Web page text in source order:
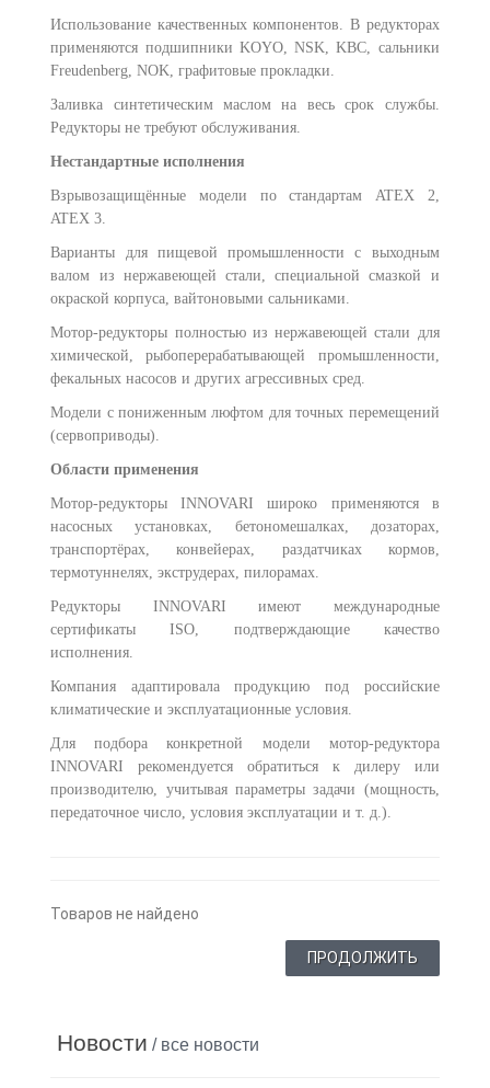
0
Использование качественных компонентов. В редукторах
применяются подшипники KOYO, NSK, KBC, сальники
Freudenberg, NOK, графитовые прокладки.
Заливка синтетическим маслом на весь срок службы.
Редукторы не требуют обслуживания.
Нестандартные исполнения
Взрывозащищённые модели по стандартам ATEX 2,
ATEX 3.
Варианты для пищевой промышленности с выходным
валом из нержавеющей стали, специальной смазкой и
окраской корпуса, вайтоновыми сальниками.
Мотор-редукторы полностью из нержавеющей стали для
химической, рыбоперерабатывающей промышленности,
фекальных насосов и других агрессивных сред.
Модели с пониженным люфтом для точных перемещений
(сервоприводы).
Области применения
Мотор-редукторы INNOVARI широко применяются в
насосных установках, бетономешалках, дозаторах,
транспортёрах, конвейерах, раздатчиках кормов,
термотуннелях, экструдерах, пилорамах.
Редукторы INNOVARI имеют международные
сертификаты ISO, подтверждающие качество
исполнения.
Компания адаптировала продукцию под российские
климатические и эксплуатационные условия.
Для подбора конкретной модели мотор-редуктора
INNOVARI рекомендуется обратиться к дилеру или
производителю, учитывая параметры задачи (мощность,
передаточное число, условия эксплуатации и т. д.).
Товаров не найдено
ПРОДОЛЖИТЬ
Новости / все новости